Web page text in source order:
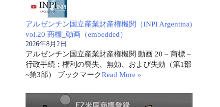
アルゼンチン国立産業財産権機関（INPI Argentina)
vol.20 商標_動画（embedded）
2026年8月2日
アルゼンチン国立産業財産権機関 動画 20 – 商標 –
行政手続：権利の喪失、無効、および失効（第1部
~第3部） ブックマークRead More »